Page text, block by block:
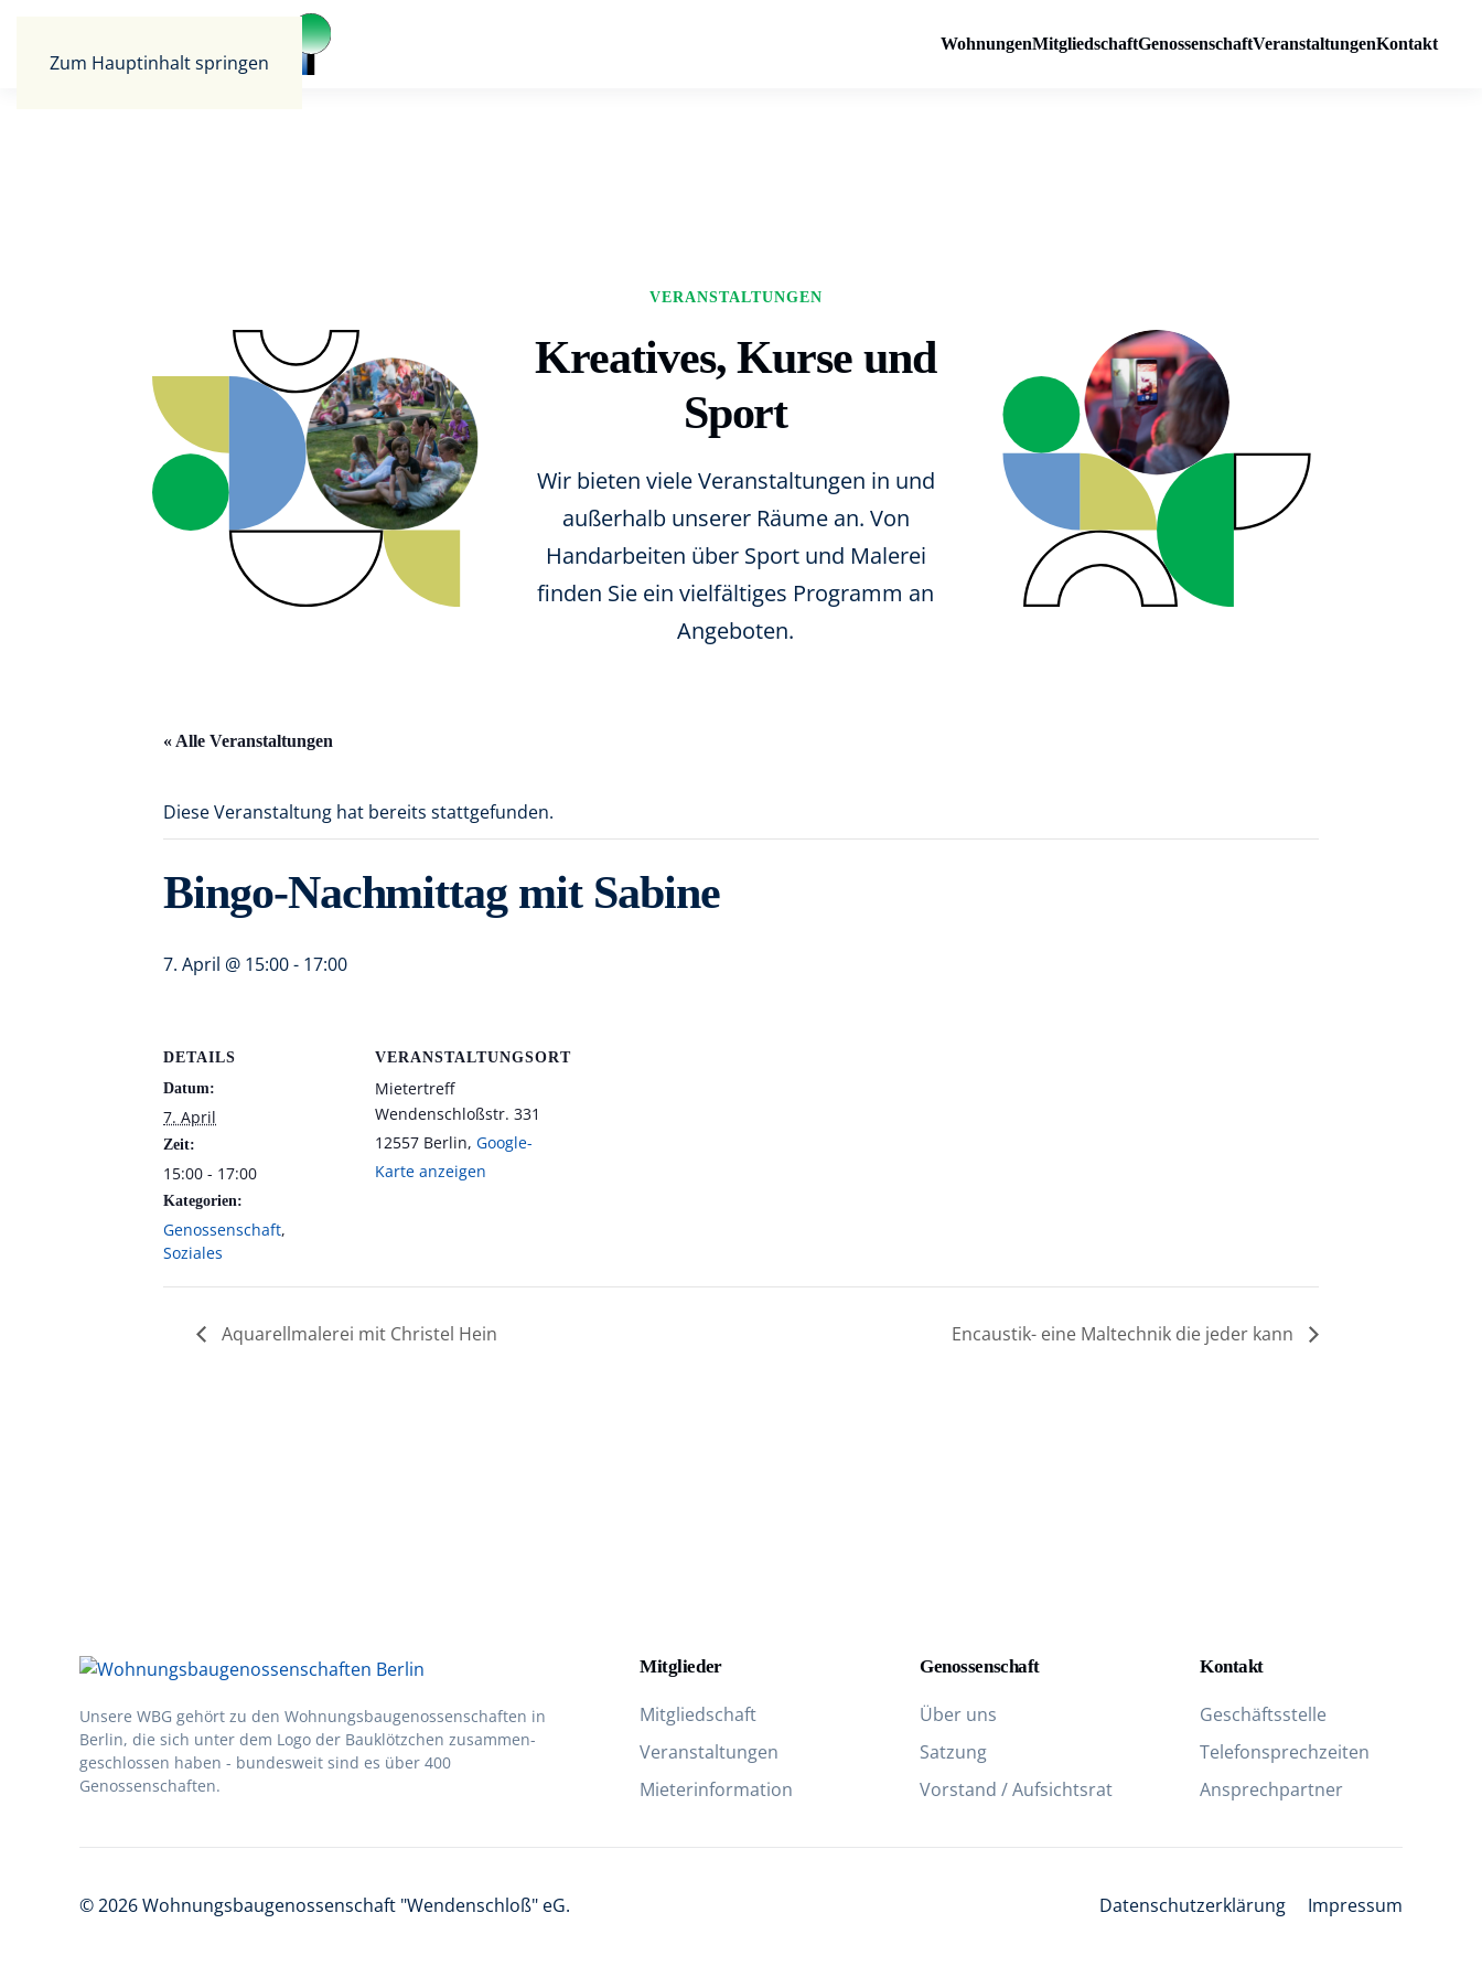
Zum Hauptinhalt springen
WohnungenMitgliedschaftGenossenschaftVeranstaltungenKontakt
VERANSTALTUNGEN
Kreatives, Kurse und
Sport
Wir bieten viele Veranstaltungen in und
außerhalb unserer Räume an. Von
Handarbeiten über Sport und Malerei
finden Sie ein vielfältiges Programm an
Angeboten.
« Alle Veranstaltungen
Diese Veranstaltung hat bereits stattgefunden.
Bingo-Nachmittag mit Sabine
7. April @ 15:00- 17:00
DETAILS
Datum:
7. April
Zeit:
15:00 - 17:00
Kategorien:
Genossenschaft,
Soziales
VERANSTALTUNGSORT
Mietertreff
Wendenschloßstr. 331
12557 Berlin, Google-
Karte anzeigen
Aquarellmalerei mit Christel Hein Encaustik- eine Maltechnik die jeder kann
Unsere WBG gehört zu den Wohnungsbau­genossen­schaften in
Berlin, die sich unter dem Logo der Bau­klötzchen zusammen­
geschlossen haben - bundesweit sind es über 400
Genossenschaften.
Mitglieder
Mitgliedschaft
Veranstaltungen
Mieterinformation
Genossenschaft
Über uns
Satzung
Vorstand / Aufsichtsrat
Kontakt
Geschäftsstelle
Telefon­sprechzeiten
Ansprechpartner
©2026Wohnungsbaugenossenschaft "Wendenschloß" eG. Datenschutzerklärung Impressum